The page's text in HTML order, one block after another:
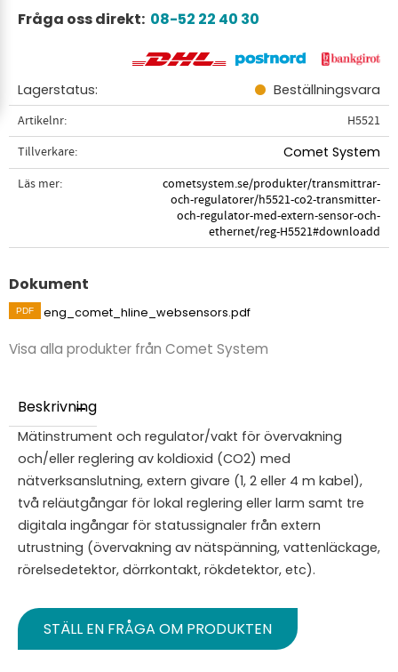
Fråga oss direkt: 08-52 22 40 30
Lagerstatus Beställningsvara
Artikelnr
H5521
Tillverkare
Comet System
Läs mer
cometsystem.se/produkter/transmittrar-
och-regulatorer/h5521-co2-transmitter-
och-regulator-med-extern-sensor-och-
ethernet/reg-H5521#downloadd
Dokument
eng_comet_hline_websensors.pdf
Visa alla produkter från Comet System
Beskrivning
Mätinstrument och regulator/vakt för övervakning
och/eller reglering av koldioxid (CO2) med
nätverksanslutning, extern givare (1, 2 eller 4 m kabel),
två reläutgångar för lokal reglering eller larm samt tre
digitala ingångar för statussignaler från extern
utrustning (övervakning av nätspänning, vattenläckage,
rörelsedetektor, dörrkontakt, rökdetektor, etc).
STÄLL EN FRÅGA OM PRODUKTEN